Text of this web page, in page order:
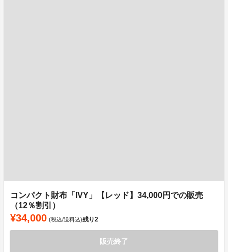
コンパクト財布「IVY」【レッド】34,000円での販売
（12％割引）
¥34,000 (税込/送料込)残り2
販売終了